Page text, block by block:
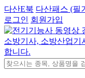
다산E북 다산패스 (필
로그인 회원가입